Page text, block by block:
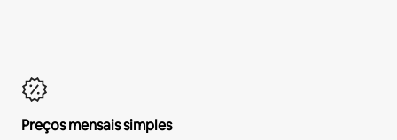
Preços mensais simples